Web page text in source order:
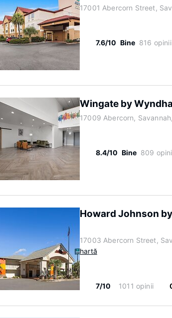
17001 Abercorn Street,
7.6/10 Bine 816 opinii
Wingate by
17009 Abercorn,
8.4/10 Bine 809
Howard Johnson
17003 Abercorn Street,
hartă
7/10 1011 opinii